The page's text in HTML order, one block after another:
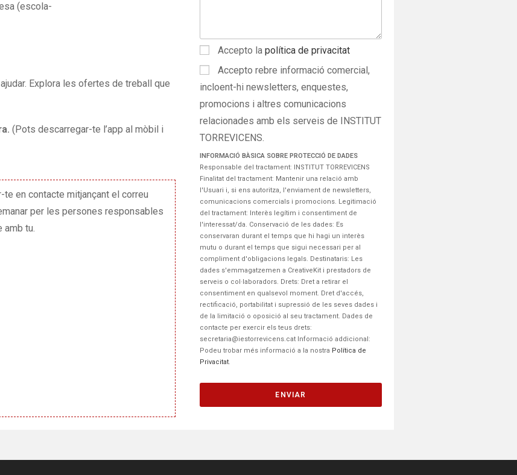
(escola-
Explora les ofertes de treball que
(Pots descarregar-te l’app al mòbil i
en contacte mitjançant el correu
per les persones responsables
amb tu.
Accepto la política de privacitat
Accepto rebre informació comercial,
incloent-hi newsletters, enquestes,
promocions i altres comunicacions
relacionades amb els serveis de INSTITUT
TORREVICENS.
INFORMACIÓ BÀSICA SOBRE PROTECCIÓ DE DADES
Responsable del tractament: INSTITUT TORREVICENS
Finalitat del tractament: Mantenir una relació amb
l'Usuari i, si ens autoritza, l'enviament de newsletters,
comunicacions comercials i promocions. Legitimació
del tractament: Interès legítim i consentiment de
l'interessat/da. Conservació de les dades: Es
conservaran durant el temps que hi hagi un interès
mutu o durant el temps que sigui necessari per al
compliment d'obligacions legals. Destinataris: Les
dades s'emmagatzemen a ​CreativeKit i prestadors de
serveis o col·laboradors. Drets: Dret a retirar el
consentiment en qualsevol moment. Dret d'accés,
rectificació, portabilitat i supressió de les seves dades i
de la limitació o oposició al seu tractament. Dades de
contacte per exercir els teus drets:
secretaria@iestorrevicens.cat Informació addicional:
Podeu trobar més informació a la nostra Política de
Privacitat.
ENVIAR